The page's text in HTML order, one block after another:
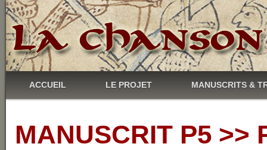
ACCUEIL LE PROJET MANUSCRITS &
MANUSCRIT P5